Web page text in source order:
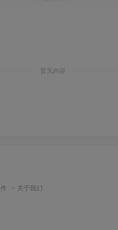
暂无内容
关于我们